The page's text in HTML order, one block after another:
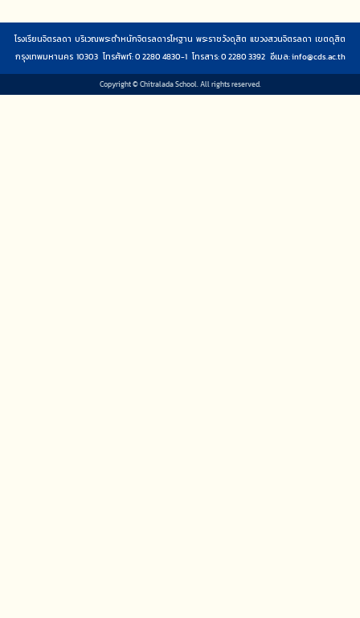
โรงเรียนจิตรลดา บริเวณพระตำหนักจิตรลดารโหฐาน พระราชวังดุสิต แขวงสวนจิตรลดา เขตดุสิต
กรุงเทพมหานคร 10303 โทรศัพท์: 0 2280 4830-1 โทรสาร: 0 2280 3392 อีเมล:info@cds.ac.th
Copyright © Chitralada School. All rights reserved.